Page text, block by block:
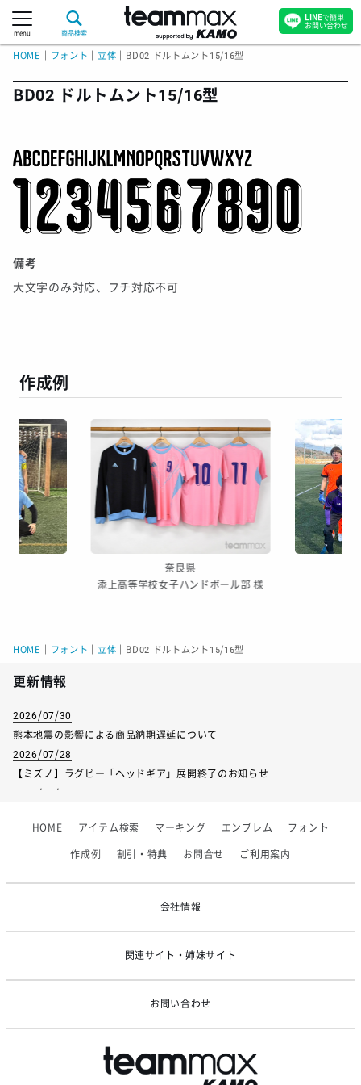
menu 商品検索
HOME フォント ｜立体 BD02 ドルトムント15/16型
BD02 ドルトムント15/16型
備考
大文字のみ対応、フチ対応不可
作成例
奈良県
添上高等学校女子ハンドボール部 様
HOME フォント ｜立体 BD02 ドルトムント15/16型
更新情報
2026/07/30
熊本地震の影響による商品納期遅延について
2026/07/28
【ミズノ】ラグビー「ヘッドギア」展開終了のお知らせ
2026/07/01
2026/06/09
【アシックス】一部商品「生地の在庫限り」廃盤のお知らせ
HOME アイテム検索 マーキング エンブレム フォント
作成例 割引・特典 お問合せ ご利用案内
会社情報
関連サイト・姉妹サイト
お問い合わせ
LINEで簡単
お問い合わせ